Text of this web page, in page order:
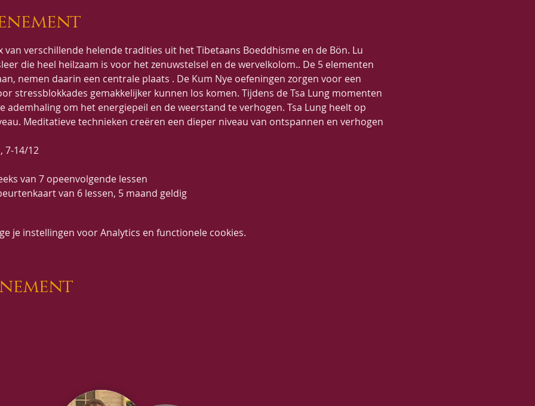
van verschillende helende tradities uit het Tibetaans Boeddhisme en de Bön. Lu
die heel heilzaam is voor het zenuwstelsel en de wervelkolom.. De 5 elementen
nemen daarin een centrale plaats . De Kum Nye oefeningen zorgen voor een
stressblokkades gemakkelijker kunnen los komen. Tijdens de Tsa Lung momenten
ademhaling om het energiepeil en de weerstand te verhogen. Tsa Lung heelt op
Meditatieve technieken creëren een dieper niveau van ontspannen en verhogen
7-14/12
van 7 opeenvolgende lessen
van 6 lessen, 5 maand geldig
je instellingen voor Analytics en functionele cookies.